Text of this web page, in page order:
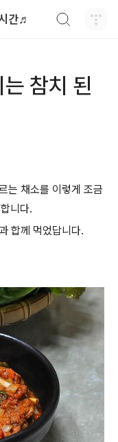
간♬
참치 된
는 채소를 이렇게 조금
니다.
합께 먹었답니다.